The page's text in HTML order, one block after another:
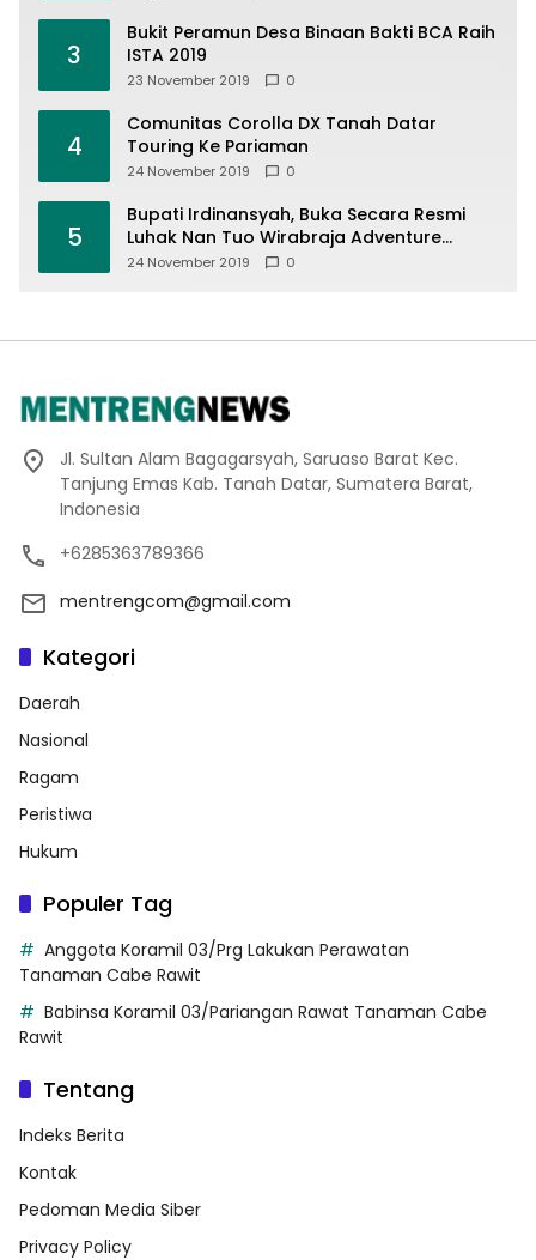
3
Bukit Peramun Desa Binaan Bakti BCA Raih
ISTA 2019
23 November 2019 0
4
Comunitas Corolla DX Tanah Datar
Touring Ke Pariaman
24 November 2019 0
5
Bupati Irdinansyah, Buka Secara Resmi
Luhak Nan Tuo Wirabraja Adventure
Offroad 2019
24 November 2019 0
Jl. Sultan Alam Bagagarsyah, Saruaso Barat Kec.
Tanjung Emas Kab. Tanah Datar, Sumatera Barat,
Indonesia
+6285363789366
mentrengcom@gmail.com
Kategori
Daerah
Nasional
Ragam
Peristiwa
Hukum
Populer Tag
Anggota Koramil 03/Prg Lakukan Perawatan
Tanaman Cabe Rawit
Babinsa Koramil 03/Pariangan Rawat Tanaman Cabe
Rawit
Tentang
Indeks Berita
Kontak
Pedoman Media Siber
Privacy Policy